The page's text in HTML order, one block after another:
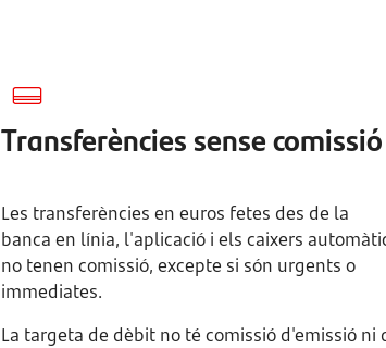
Transferències sense comissió
Les transferències en euros fetes des de la
banca en línia, l'aplicació i els caixers
no tenen comissió, excepte si són urgents o
immediates.
La targeta de dèbit no té comissió d'emissió ni